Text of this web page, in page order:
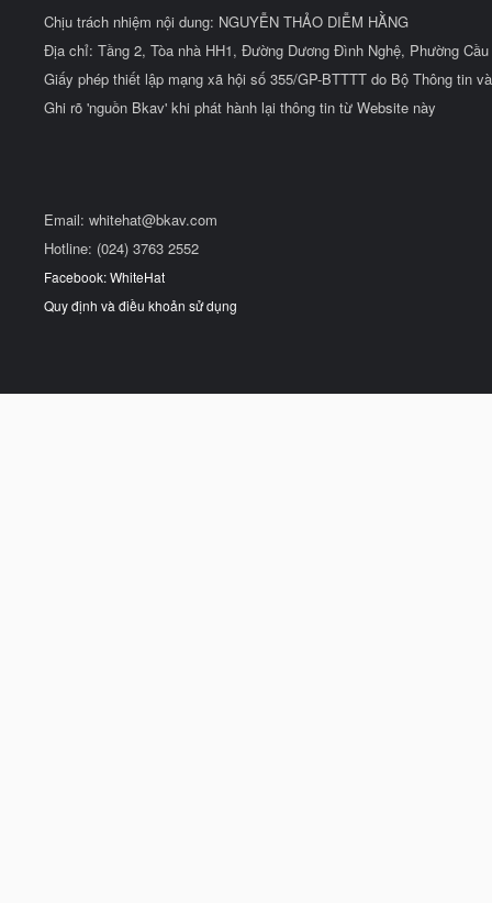
Chịu trách nhiệm nội dung: NGUYỄN THẢO DIỄM HẰNG
Địa chỉ: Tầng 2, Tòa nhà HH1, Đường Dương Đình Nghệ, Phường
Giấy phép thiết lập mạng xã hội số 355/GP-BTTTT do Bộ Thông tin
Ghi rõ 'nguồn Bkav' khi phát hành lại thông tin từ Website này
Email: whitehat@bkav.com
Hotline: (024) 3763 2552
Facebook: WhiteHat
Quy định và điều khoản sử dụng